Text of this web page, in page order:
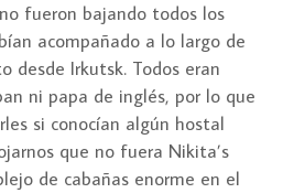
fueron bajando todos los
acompañado a lo largo de
desde Irkutsk. Todos eran
ni papa de inglés, por lo que
si conocían algún hostal
que no fuera Nikita’s
de cabañas enorme en el